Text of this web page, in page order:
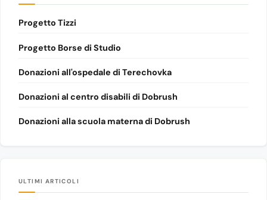
Progetto Tizzi
Progetto Borse di Studio
Donazioni all'ospedale di Terechovka
Donazioni al centro disabili di Dobrush
Donazioni alla scuola materna di Dobrush
ULTIMI ARTICOLI